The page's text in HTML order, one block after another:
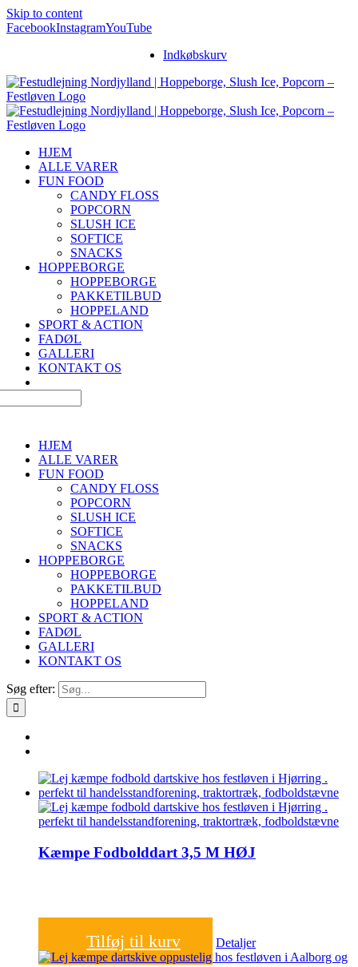
Skip to content
FacebookInstagramYouTube
Indkøbskurv
HJEM
ALLE VARER
FUN FOOD
CANDY FLOSS
POPCORN
SLUSH ICE
SOFTICE
SNACKS
HOPPEBORGE
HOPPEBORGE
PAKKETILBUD
HOPPELAND
SPORT & ACTION
FADØL
GALLERI
KONTAKT OS
HJEM
ALLE VARER
FUN FOOD
CANDY FLOSS
POPCORN
SLUSH ICE
SOFTICE
SNACKS
HOPPEBORGE
HOPPEBORGE
PAKKETILBUD
HOPPELAND
SPORT & ACTION
FADØL
GALLERI
KONTAKT OS
Søg efter:
Kæmpe Fodbolddart 3,5 M HØJ
Tilføj til kurv Detaljer